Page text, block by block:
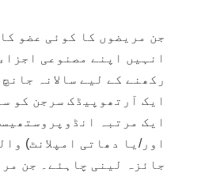
جن مریضوں کا کوئی عضو
انہیں اپنے مصنوعی
رکھنے کے لیے سالانہ
ایک آرتھوپیڈک سرجن کو
ایک مرتبہ
اور/یا دھاتی امپلانٹ)
جائزہ لینی چاہئے۔ جن